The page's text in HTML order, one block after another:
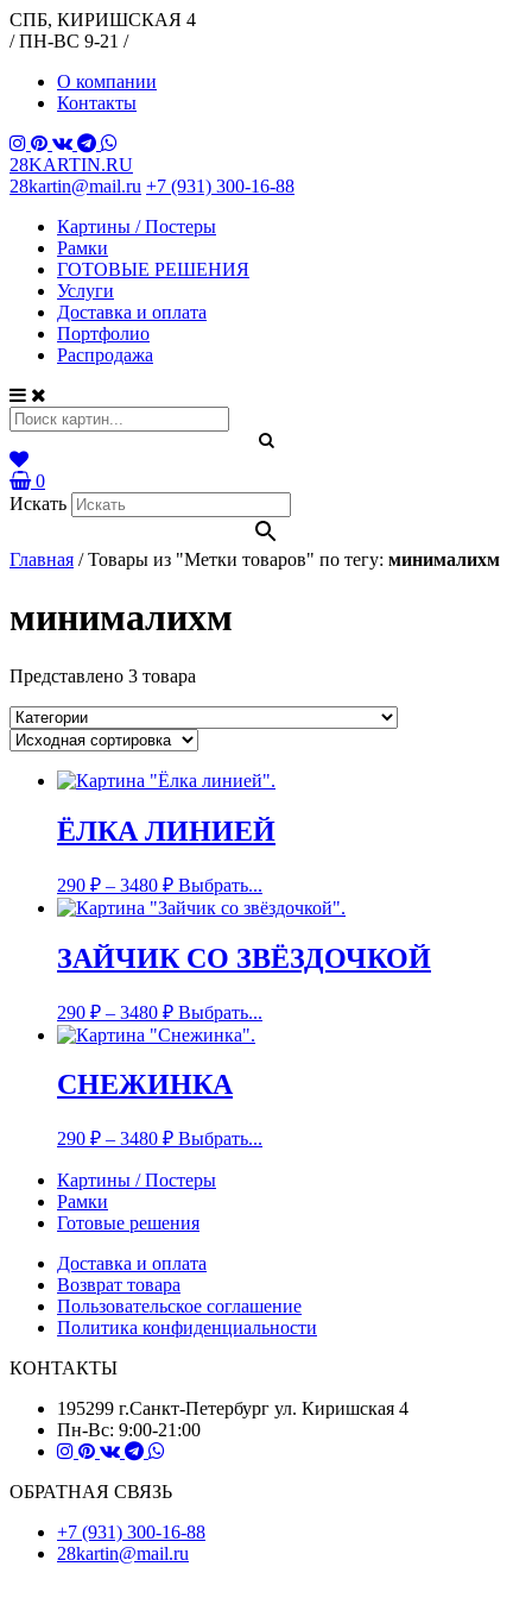
СПБ, КИРИШСКАЯ 4
/ ПН-ВС 9-21 /
О компании
Контакты
28KARTIN.RU
28kartin@mail.ru +7 (931) 300-16-88
Картины / Постеры
Рамки
ГОТОВЫЕ РЕШЕНИЯ
Услуги
Доставка и оплата
Портфолио
Распродажа
0
Искать
Главная /Товары из "Метки товаров" по тегу: минималихм
минималихм
Представлено 3 товара
ЁЛКА ЛИНИЕЙ
290 ₽ – 3480 ₽ Выбрать...
ЗАЙЧИК СО ЗВЁЗДОЧКОЙ
290 ₽ – 3480 ₽ Выбрать...
СНЕЖИНКА
290 ₽ – 3480 ₽ Выбрать...
Картины / Постеры
Рамки
Готовые решения
Доставка и оплата
Возврат товара
Пользовательское соглашение
Политика конфиденциальности
КОНТАКТЫ
195299 г.Санкт-Петербург ул. Киришская 4
Пн-Вс: 9:00-21:00
ОБРАТНАЯ СВЯЗЬ
+7 (931) 300-16-88
28kartin@mail.ru